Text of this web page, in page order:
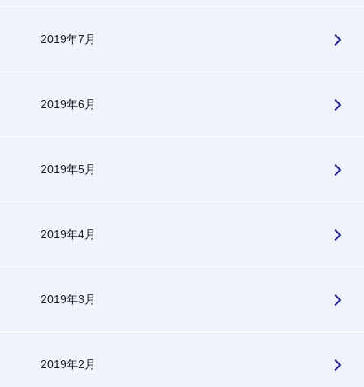
2019年7月
2019年6月
2019年5月
2019年4月
2019年3月
2019年2月